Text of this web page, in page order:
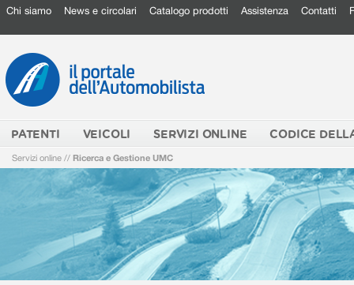
Chi siamo News e circolari Catalogo prodotti Assistenza Contatti
PATENTI VEICOLI SERVIZI ONLINE CODICE
Servizi online // Ricerca e Gestione UMC